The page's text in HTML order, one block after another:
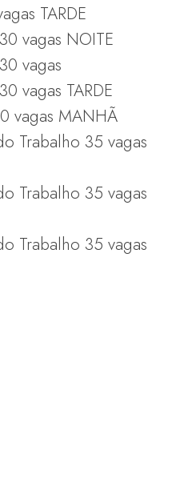
TARDE
vagas NOITE
vagas
vagas TARDE
vagas MANHÃ
Trabalho 35 vagas
Trabalho 35 vagas
Trabalho 35 vagas